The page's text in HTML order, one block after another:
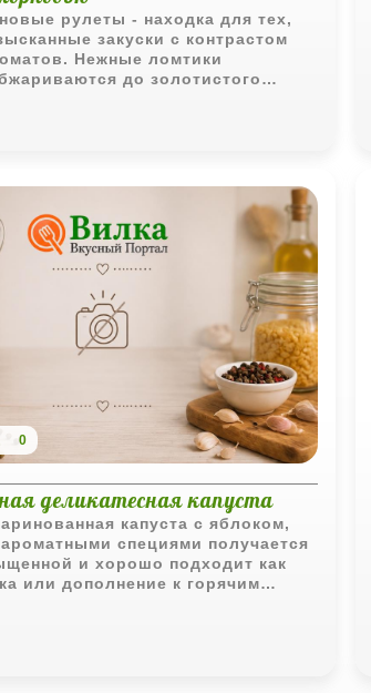
рулеты - находка для тех,
закуски с контрастом
Нежные ломтики
до золотистого
наполняются орехово-сырной
варёным яйцом и
0
деликатесная капуста
капуста с яблоком,
специями получается
и хорошо подходит как
или дополнение к горячим